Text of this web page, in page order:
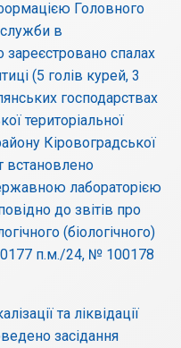
Головного
в
зареєстровано спалах
(5 голів курей, 3
господарствах
територіальної
Кіровоградської
встановлено
лабораторією
до звітів про
(біологічного)
п.м./24, № 100178
та ліквідації
засідання